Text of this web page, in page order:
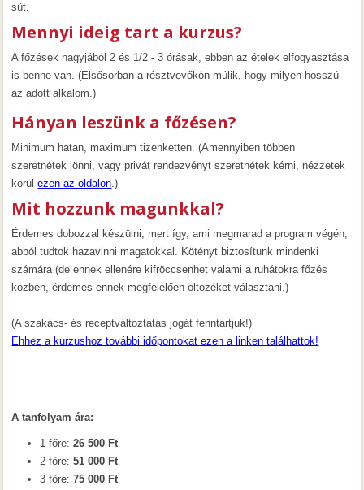
süt.
Mennyi ideig tart a kurzus?
A főzések nagyjából 2 és 1/2 - 3 órásak, ebben az ételek elfogyasztása
is benne van. (Elsősorban a résztvevőkön múlik, hogy milyen hosszú
az adott alkalom.)
Hányan leszünk a főzésen?
Minimum hatan, maximum tizenketten. (Amennyiben többen
szeretnétek jönni, vagy privát rendezvényt szeretnétek kérni, nézzetek
körülezen az oldalon.)
Mit hozzunk magunkkal?
Érdemes dobozzal készülni, mert így, ami megmarad a program végén,
abból tudtok hazavinni magatokkal. Kötényt biztosítunk mindenki
számára (de ennek ellenére kifröccsenhet valami a ruhátokra főzés
közben, érdemes ennek megfelelően öltözéket választani.)
(A szakács- és receptváltoztatás jogát fenntartjuk!)
Ehhez a kurzushoz további időpontokat ezen a linken találhattok!
A tanfolyam ára:
1 főre:26 500 Ft
2 főre:51 000 Ft
3 főre:75 000 Ft